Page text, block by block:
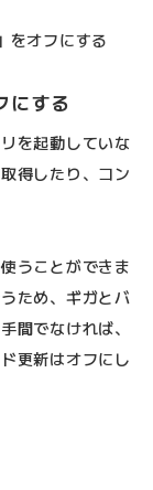
をオフにする
にする
を起動していな
得したり、コン
うことができま
ため、ギガとバ
間でなければ、
更新はオフにし